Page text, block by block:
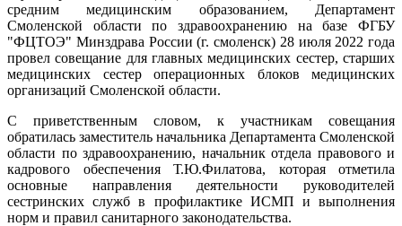
средним медицинским образованием, Департамент
Смоленской области по здравоохранению на базе ФГБУ
"ФЦТОЭ" Минздрава России (г. смоленск) 28 июля 2022 года
провел совещание для главных медицинских сестер, старших
медицинских сестер операционных блоков медицинских
организаций Смоленской области.
С приветственным словом, к участникам совещания
обратилась заместитель начальника Департамента Смоленской
области по здравоохранению, начальник отдела правового и
кадрового обеспечения Т.Ю.Филатова, которая отметила
основные направления деятельности руководителей
сестринских служб в профилактике ИСМП и выполнения
норм и правил санитарного законодательства.